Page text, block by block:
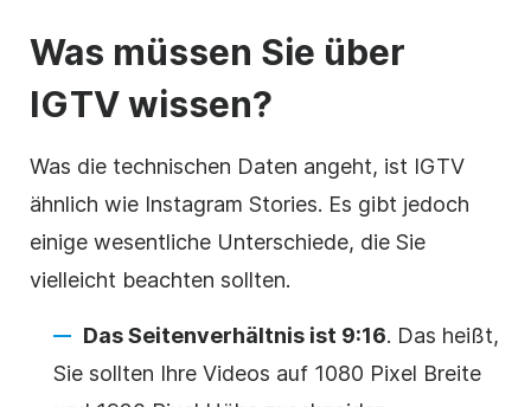
Was müssen Sie über
IGTV wissen?
Was die technischen Daten angeht, ist IGTV
ähnlich wie Instagram Stories. Es gibt jedoch
einige wesentliche Unterschiede, die Sie
vielleicht beachten sollten.
Das Seitenverhältnis ist 9:16. Das heißt,
Sie sollten Ihre Videos auf 1080 Pixel Breite